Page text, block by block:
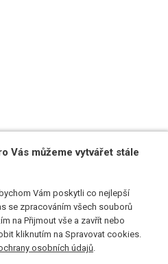
dovozcem značky E&C pro
QD 1.0, který se od běžného liší QD
z těla.
V balení naleznete
výměna za silnější by mohla vést k
jejich nezáručnímu poškození.
Vás můžeme vytvářet stále
Vám poskytli co nejlepší
se zpracováním všech souborů
na Přijmout vše a zavřít nebo
kliknutím na Spravovat cookies.
osobních údajů.